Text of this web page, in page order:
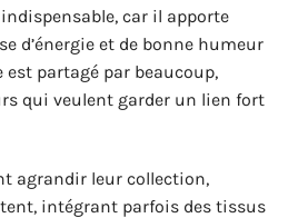
car il apporte
d’énergie et de bonne humeur
est partagé par beaucoup,
qui veulent garder un lien fort
agrandir leur collection,
intégrant parfois des tissus